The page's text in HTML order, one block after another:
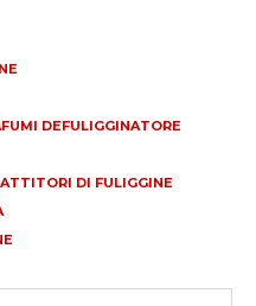
DEFULIGGINATORE
DI FULIGGINE